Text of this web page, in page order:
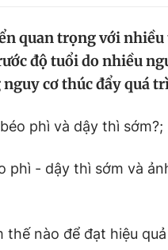
quan trọng với nhiều
độ tuổi do nhiều
cơ thúc đẩy quá
phì và dậy thì sớm?;
phì - dậy thì sớm và
nào để đạt hiệu